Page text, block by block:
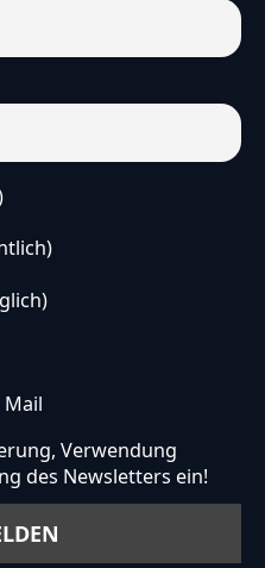
Mail
Verwendung
des Newsletters ein!